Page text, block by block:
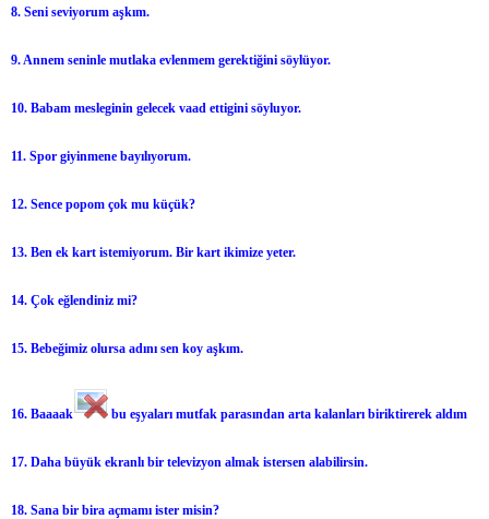
8. Seni seviyorum aşkım.
9. Annem seninle mutlaka evlenmem gerektiğini söylüyor.
10. Babam mesleginin gelecek vaad ettigini söyluyor.
11. Spor giyinmene bayılıyorum.
12. Sence popom çok mu küçük?
13. Ben ek kart istemiyorum. Bir kart ikimize yeter.
14. Çok eğlendiniz mi?
15. Bebeğimiz olursa adını sen koy aşkım.
16. Baaaak bu eşyaları mutfak parasından arta kalanları biriktirerek aldım
17. Daha büyük ekranlı bir televizyon almak istersen alabilirsin.
18. Sana bir bira açmamı ister misin?